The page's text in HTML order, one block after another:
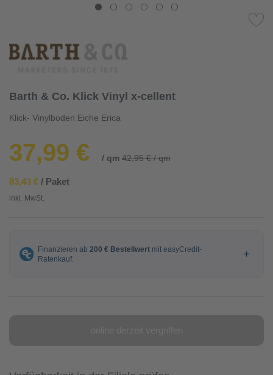
Barth & Co. Klick Vinyl x-cellent
Klick- Vinylboden Eiche Erica
37,99 € / qm 42,95 € / qm
83,43 € / Paket
inkl. MwSt.